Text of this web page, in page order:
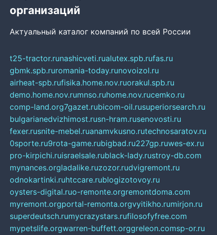
организаций
Актуальный каталог компаний по всей России
t25-tractor.runashicveti.rualutex.spb.rufas.ru
gbmk.spb.ruromania-today.runovoizol.ru
airheat-spb.rufisika.home.nov.ruorakul.spb.ru
demo.home.nov.rumnso.ruhome.nov.rucemko.ru
comp-land.org7gazet.rubicom-oil.rusuperiorsearch.ru
bulgarianedvizhimost.rusn-hram.rusenovosti.ru
fexer.rusnite-mebel.ruanamvkusno.rutechnosaratov.ru
0sporte.ru9rota-game.rubigbad.ru227gp.ruwes-ex.ru
pro-kirpichi.ruisraelsale.rublack-lady.rustroy-db.com
mynances.orgladalike.ruzozor.rudvigremont.ru
odnokartinki.ruhtccare.rublogizotovoy.ru
oysters-digital.ruo-remonte.orgremontdoma.com
myremont.orgportal-remonta.orgvyitikho.rumirjon.ru
superdeutsch.rumycrazystars.rufilosofyfree.com
mypetslife.orgwarren-buffett.orggreleon.comsp-or.ru